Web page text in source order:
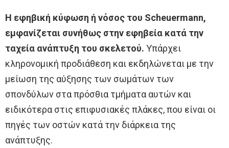
Η εφηβική κύφωση ή νόσος του Scheuermann,
εμφανίζεται συνήθως στην εφηβεία κατά την
ταχεία ανάπτυξη του σκελετού. Υπάρχει
κληρονομική προδιάθεση και εκδηλώνεται με την
μείωση της αύξησης των σωμάτων των
σπονδύλων στα πρόσθια τμήματα αυτών και
ειδικότερα στις επιφυσιακές πλάκες, που είναι οι
πηγές των οστών κατά την διάρκεια της
ανάπτυξης.